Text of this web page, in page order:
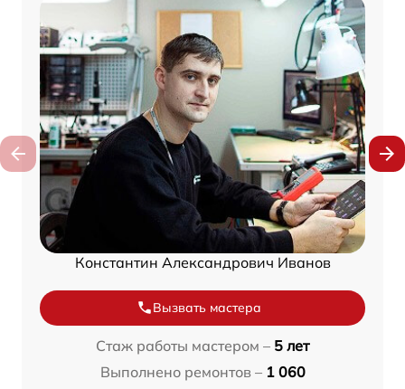
Константин Александрович Иванов
Вызвать мастера
Стаж работы мастером – 5 лет
Выполнено ремонтов – 1 060